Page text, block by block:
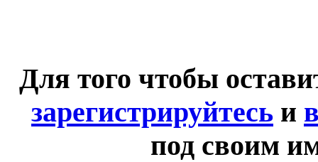
Для того чтобы
зарегистрируйтесь и
под своим